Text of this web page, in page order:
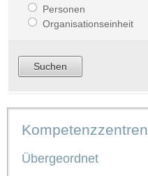
Personen
Organisationseinheit
Kompetenzzentren
Übergeordnet